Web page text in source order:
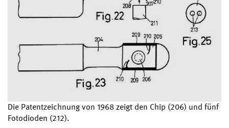
Die Patentzeichnung von 1968 zeigt den Chip (206) und fünf
Fotodioden (212).